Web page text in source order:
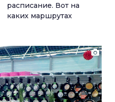
расписание. Вот на
каких маршрутах